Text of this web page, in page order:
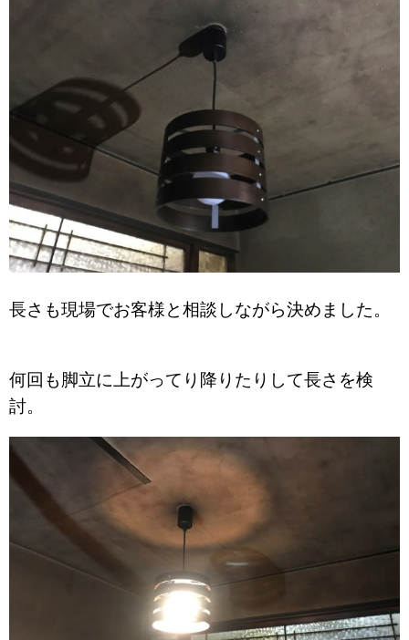
長さも現場でお客様と相談しながら決めました。
何回も脚立に上がってり降りたりして長さを検
討。